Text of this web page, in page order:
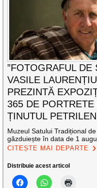
”FOTOGRAFUL DE
VASILE
PREZINTĂ
365 DE PORTRETE
ȚINUTUL
Muzeul Satului Tradițional
găzduiește în data de 1
CITEȘTE MAI DEPARTE
Distribuie acest articol